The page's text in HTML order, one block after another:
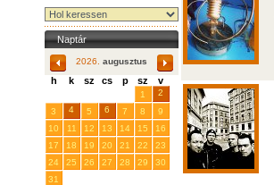
Naptár
2026. augusztus
h k sz cs p sz v
1
2
3
4 5 6 7 8
9
10
11 12 13 14 15
16
17
18 19 20 21 22
23
24
25 26 27 28 29
30
31